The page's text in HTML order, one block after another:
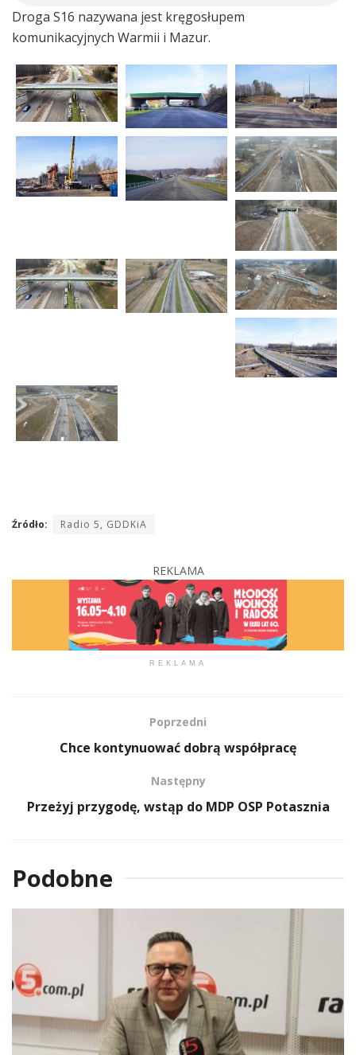
Droga S16 nazywana jest kręgosłupem
komunikacyjnych Warmii i Mazur.
Źródło: Radio 5, GDDKiA
REKLAMA
REKLAMA
Poprzedni
Chce kontynuować dobrą współpracę
Następny
Przeżyj przygodę, wstąp do MDP OSP Potasznia
Podobne